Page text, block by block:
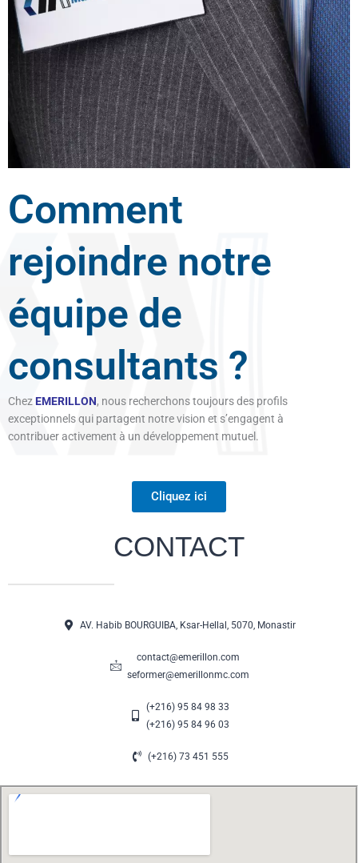
Comment
rejoindre notre
équipe de
consultants ?
Chez EMERILLON, nous recherchons toujours des profils
exceptionnels qui partagent notre vision et s’engagent à
contribuer activement à un développement mutuel.
Cliquez ici
CONTACT
AV. Habib BOURGUIBA, Ksar-Hellal, 5070, Monastir
contact@emerillon.com
seformer@emerillonmc.com
(+216) 95 84 98 33
(+216) 95 84 96 03
(+216) 73 451 555